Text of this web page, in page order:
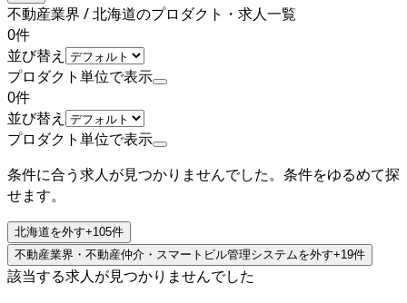
不動産業界 / 北海道のプロダクト・求人一覧
0件
並び替え
プロダクト単位で表示
0件
並び替え
プロダクト単位で表示
条件に合う求人が見つかりませんでした。条件をゆるめて探
せます。
北海道を外す+105件
不動産業界・不動産仲介・スマートビル管理システムを外す+19件
該当する求人が見つかりませんでした